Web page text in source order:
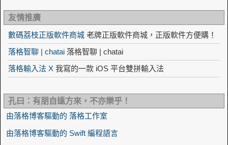
友情推廣
數碼荔枝正版軟件商城 老牌正版軟件商城，正版軟件方便購！
落格智聊 | chatai 落格智聊 | chatai
落格輸入法 X 我寫的一款 iOS 平台雙拼輸入法
孔曰：有朋自遠方來，不亦樂乎！
由落格博客驅動的 落格工作室
由落格博客驅動的 Swift 編程語言